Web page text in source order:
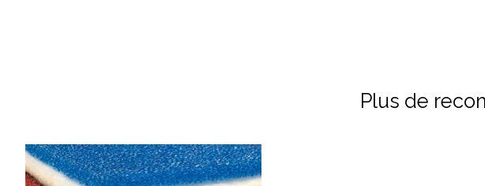
Plus de
Articles du carrousel de produits